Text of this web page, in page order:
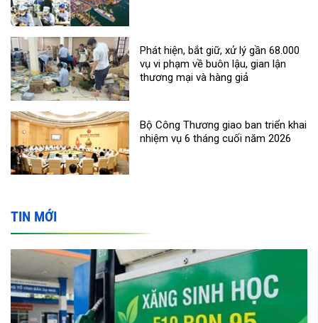
Phát hiện, bắt giữ, xử lý gần 68.000
vụ vi phạm về buôn lậu, gian lận
thương mại và hàng giả
Bộ Công Thương giao ban triển khai
nhiệm vụ 6 tháng cuối năm 2026
TIN MỚI